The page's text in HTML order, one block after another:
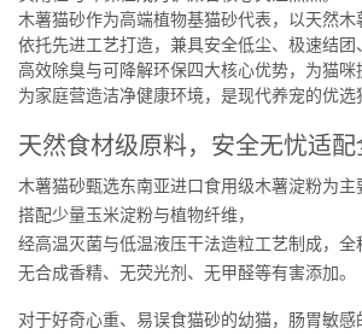
木薯猫砂作为高端植物基猫砂代表，以天然木
依托先进工艺打造，兼具安全低尘、极速结团、
高效除臭与可降解环保四大核心优势，为猫咪
为家庭营造洁净健康环境，是现代养宠的优选
天然食材级原料，安全无忧适
木薯猫砂甄选东南亚进口食用级木薯淀粉为主
搭配少量玉米淀粉与植物纤维，
经高温灭菌与低温液压干法造粒工艺制成，全
无合成香精、无荧光剂、无甲醛等有害添加。
对于好奇心重、易误食猫砂的幼猫，肠胃敏感